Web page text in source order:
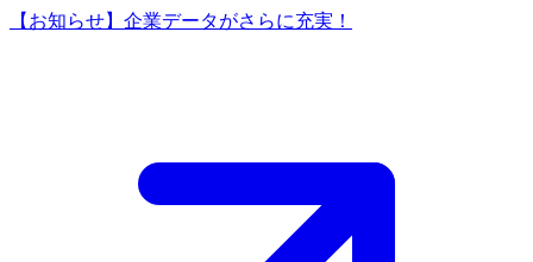
【お知らせ】企業データがさらに充実！